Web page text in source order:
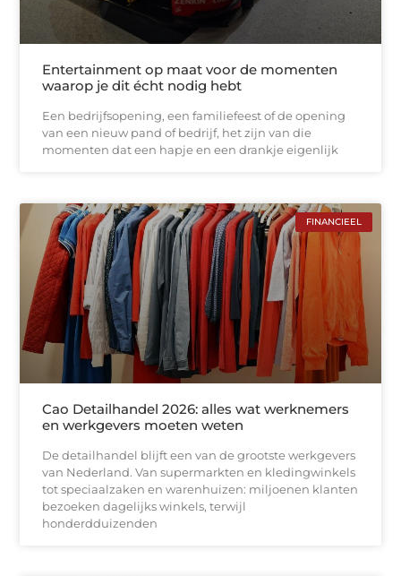
Entertainment op maat voor de momenten
waarop je dit écht nodig hebt
Een bedrijfsopening, een familiefeest of de opening
van een nieuw pand of bedrijf, het zijn van die
momenten dat een hapje en een drankje eigenlijk
FINANCIEEL
Cao Detailhandel 2026: alles wat werknemers
en werkgevers moeten weten
De detailhandel blijft een van de grootste werkgevers
van Nederland. Van supermarkten en kledingwinkels
tot speciaalzaken en warenhuizen: miljoenen klanten
bezoeken dagelijks winkels, terwijl
honderdduizenden